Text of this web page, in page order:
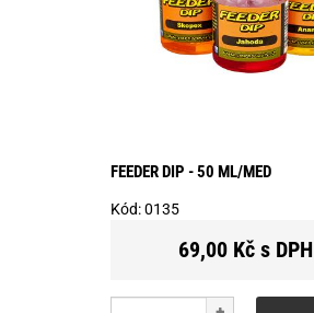
FEEDER DIP - 50 ML/MED
Kód:0135
69,00 Kč s DPH